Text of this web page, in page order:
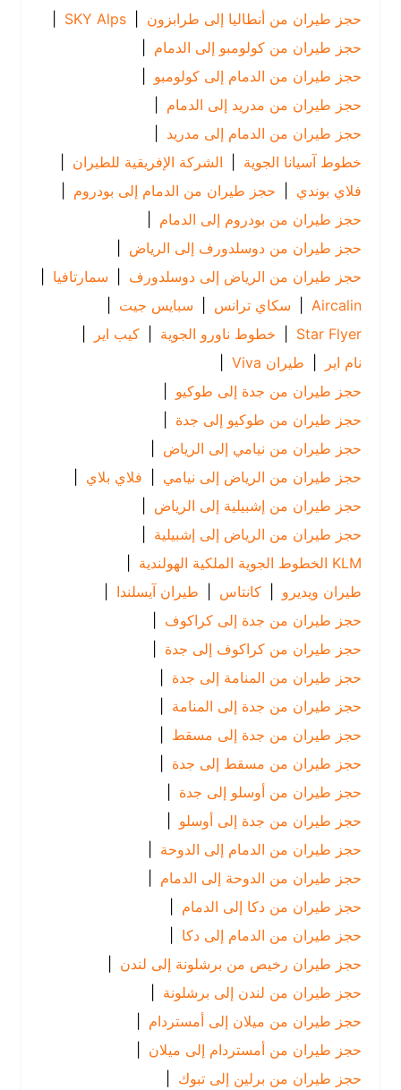
حجز طيران من أنطاليا إلى طرابزون |
SKY Alps
|
حجز طيران من كولومبو إلى الدمام
|
حجز طيران من الدمام إلى كولومبو |
حجز طيران من مدريد إلى الدمام
|
حجز طيران من الدمام إلى مدريد |
خطوط آسيانا الجوية
| الشركة الإفريقية للطيران |
فلاي بوندي | حجز طيران من الدمام إلى بودروم |
حجز طيران من بودروم إلى الدمام
|
حجز طيران من دوسلدورف إلى الرياض
|
حجز طيران من الرياض إلى دوسلدورف | سمارتافيا
|
Aircalin
| سكاي ترانس | سبايس جيت
|
Star Flyer
| خطوط ناورو الجوية | كيب اير |
| طيران Viva
|
حجز طيران من جدة إلى طوكيو |
حجز طيران من طوكيو إلى جدة
حجز طيران من نيامي إلى الرياض
|
حجز طيران من الرياض إلى نيامي | فلاي بلاي
حجز طيران من إشبيلية إلى الرياض
|
حجز طيران من الرياض إلى إشبيلية |
|
طيران ويديرو
| كانتاس | طيران آيسلندا |
حجز طيران من جدة إلى كراكوف |
حجز طيران من كراكوف إلى جدة
حجز طيران من المنامة إلى جدة
حجز طيران من جدة إلى المنامة |
حجز طيران من جدة إلى مسقط |
حجز طيران من مسقط إلى جدة
حجز طيران من أوسلو إلى جدة
حجز طيران من جدة إلى أوسلو
|
حجز طيران من الدمام إلى الدوحة |
حجز طيران من الدوحة إلى الدمام
|
حجز طيران من دكا إلى الدمام
|
حجز طيران من الدمام إلى دكا |
حجز طيران رخيص من برشلونة إلى لندن
|
حجز طيران من لندن إلى برشلونة
|
حجز طيران من ميلان إلى أمستردام |
حجز طيران من أمستردام إلى ميلان |
حجز طيران من برلين إلى تبوك
|